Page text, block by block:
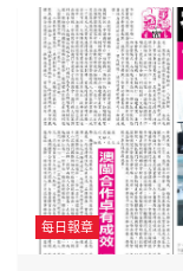
每日報章